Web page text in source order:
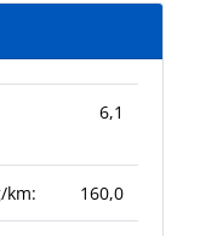
6,1
km: 160,0